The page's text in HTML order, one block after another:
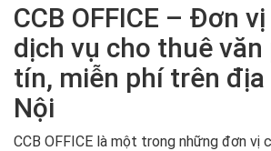
CCB OFFICE – Đơn
dịch vụ cho thuê văn
tín, miễn phí trên địa
Nội
CCB OFFICE là một trong những đơn vị